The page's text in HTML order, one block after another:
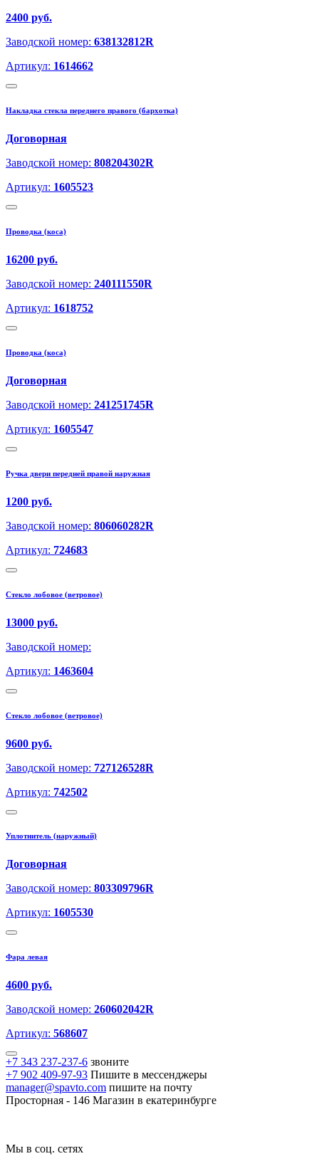
2400 руб.
Заводской номер: 638132812R
Артикул: 1614662
Накладка стекла переднего правого (бархотка)
Договорная
Заводской номер: 808204302R
Артикул: 1605523
Проводка (коса)
16200 руб.
Заводской номер: 240111550R
Артикул: 1618752
Проводка (коса)
Договорная
Заводской номер: 241251745R
Артикул: 1605547
Ручка двери передней правой наружная
1200 руб.
Заводской номер: 806060282R
Артикул: 724683
Стекло лобовое (ветровое)
13000 руб.
Заводской номер:
Артикул: 1463604
Стекло лобовое (ветровое)
9600 руб.
Заводской номер: 727126528R
Артикул: 742502
Уплотнитель (наружный)
Договорная
Заводской номер: 803309796R
Артикул: 1605530
Фара левая
4600 руб.
Заводской номер: 260602042R
Артикул: 568607
+7 343 237-237-6 звоните
+7 902 409-97-93 Пишите в мессенджеры
manager@spavto.com пишите на почту
Просторная - 146 Магазин в екатеринбурге
Мы в соц. сетях